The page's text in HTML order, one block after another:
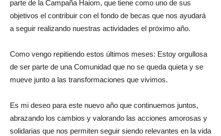
parte de la Campaña Haiom, que tiene como uno de sus
objetivos el contribuir con el fondo de becas que nos ayudará
a seguir realizando nuestras actividades el próximo año.
Como vengo repitiendo estos últimos meses: Estoy orgullosa
de ser parte de una Comunidad que no se queda quieta y se
mueve junto a las transformaciones que vivimos.
Es mi deseo para este nuevo año que continuemos juntos,
abrazando los cambios y valorando las acciones amorosas y
solidarias que nos permiten seguir siendo relevantes en la vida